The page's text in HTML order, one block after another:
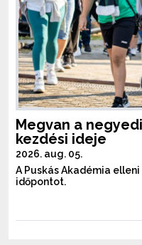
Megvan a
kezdési ideje
2026. aug. 05.
A Puskás Akadémia
időpontot.